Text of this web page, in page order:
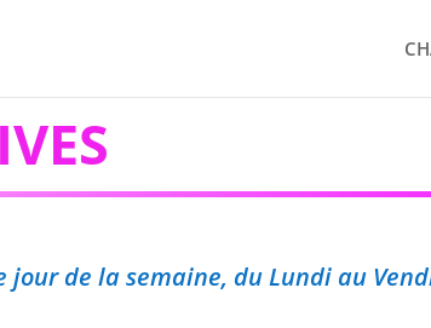
de la semaine, du Lundi au